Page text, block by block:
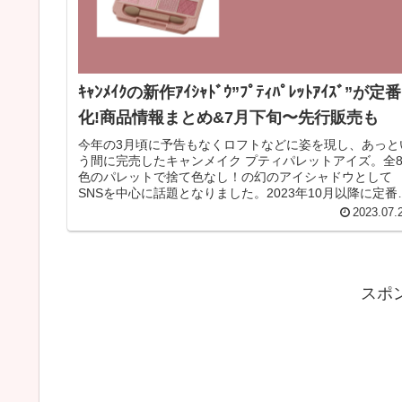
ｷｬﾝﾒｲｸの新作ｱｲｼｬﾄﾞｳ”ﾌﾟﾃｨﾊﾟﾚｯﾄｱｲｽﾞ”が定番
化!商品情報まとめ&7月下旬〜先行販売も
今年の3月頃に予告もなくロフトなどに姿を現し、あっと
う間に完売したキャンメイク プティパレットアイズ。全8
色のパレットで捨て色なし！の幻のアイシャドウとして
SNSを中心に話題となりました。2023年10月以降に定番
スポ